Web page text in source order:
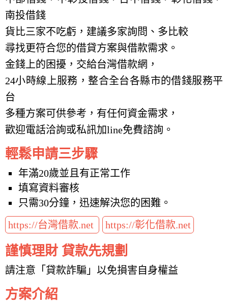
南投借錢
貨比三家不吃虧，建議多家詢問、多比較
尋找更符合您的借貸方案與借款需求。
金錢上的困擾，交給台灣借款網，
24小時線上服務，整合全台各縣市的借錢服務平
台
多種方案可供參考，有任何資金需求，
歡迎電話洽詢或私訊加line免費諮詢。
輕鬆申請三步驟
年滿20歲並且有正常工作
填寫資料審核
只需30分鐘，迅速解決您的困難。
https://台灣借款.net
https://彰化借款.net
謹慎理財 貸款先規劃
請注意「貸款詐騙」以免損害自身權益
方案介紹